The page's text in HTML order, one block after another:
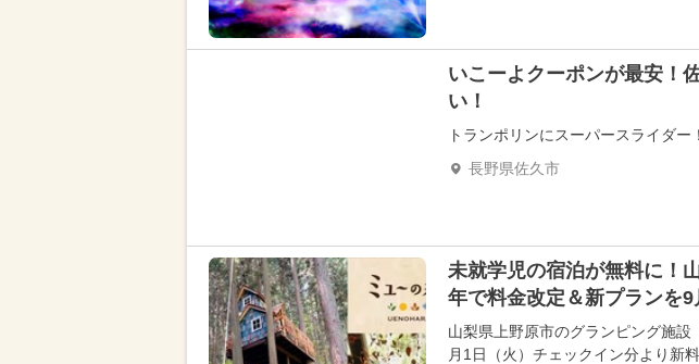
いこーよクーポンが最安！
い！
トランポリンにスーパースライダ
長野県佐久市
未就学児の宿泊が無料に！
年で料金改定＆新プランを
山梨県上野原市のグランピング施
月1日（火）チェックイン分より新